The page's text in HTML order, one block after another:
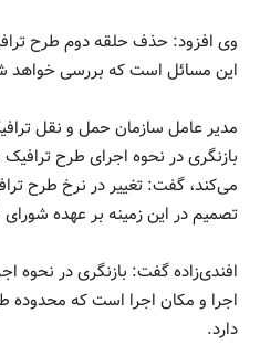
وی افزود: حذف حلقه دوم طرح
این مسائل است که بررسی خواهد
مدیر عامل سازمان حمل و نقل
بازنگری در نحوه اجرای طرح
می‌کند، گفت: تغییر در نرخ طرح
تصمیم در این زمینه بر عهده
افندی‌زاده گفت: بازنگری در نحوه
اجرا و مکان اجرا است که
دارد.